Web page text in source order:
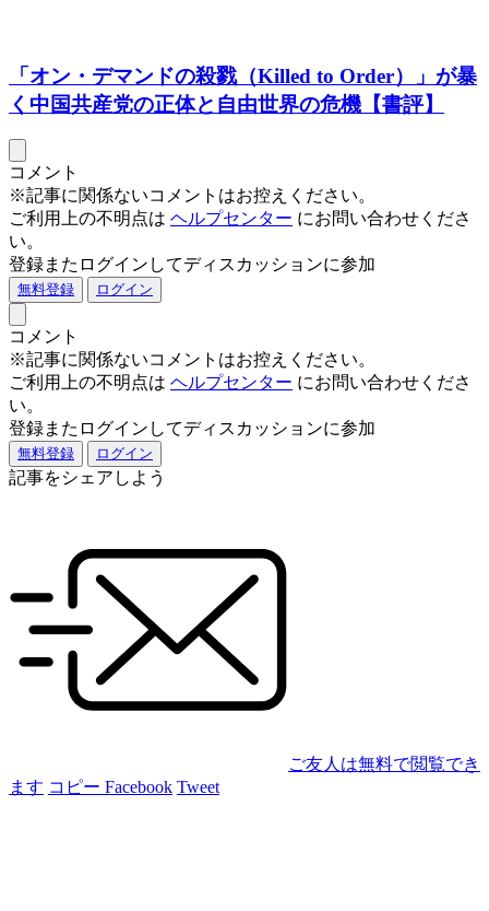
「オン・デマンドの殺戮（Killed to Order）」が暴
く中国共産党の正体と自由世界の危機【書評】
コメント
※記事に関係ないコメントはお控えください。
ご利用上の不明点は ヘルプセンター にお問い合わせくださ
い。
登録またログインしてディスカッションに参加
無料登録 ログイン
コメント
※記事に関係ないコメントはお控えください。
ご利用上の不明点は ヘルプセンター にお問い合わせくださ
い。
登録またログインしてディスカッションに参加
無料登録 ログイン
記事をシェアしよう
ご友人は無料で閲覧でき
ます コピー Facebook Tweet